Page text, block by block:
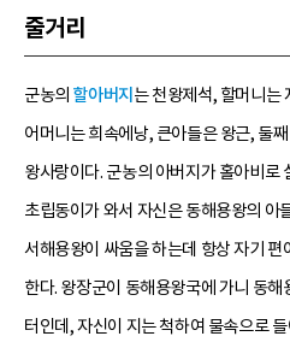
줄거리
군농의 할아버지 는 천왕제석, 할머니는
어머니는 희속에낭, 큰아들은 왕근, 둘
왕사랑이다. 군농의 아버지가 홀아비로
초립동이가 와서 자신은 동해용왕의 아
서해용왕이 싸움을 하는데 항상 자기
한다. 왕장군이 동해용왕국에 가니 동
터인데, 자신이 지는 척하여 물속으로